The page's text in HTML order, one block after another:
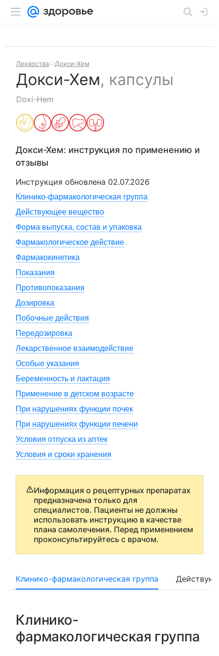
Лекарства Докси-Хем
Докси-Хем, капсулы
Doxi-Hem
Докси-Хем: инструкция по применению и
отзывы
Инструкция обновлена 02.07.2026
Клинико-фармакологическая группа
Действующее вещество
Форма выпуска, состав и упаковка
Фармакологическое действие
Фармакокинетика
Показания
Противопоказания
Дозировка
Побочные действия
Передозировка
Лекарственное взаимодействие
Особые указания
Беременность и лактация
Применение в детском возрасте
При нарушениях функции почек
При нарушениях функции печени
Условия отпуска из аптек
Условия и сроки хранения
Информация о рецептурных препаратах
предназначена только для
специалистов. Пациенты не должны
использовать инструкцию в качестве
плана самолечения. Перед применением
проконсультируйтесь с врачом.
Клинико-фармакологическая группа
Клинико-
фармакологическая группа